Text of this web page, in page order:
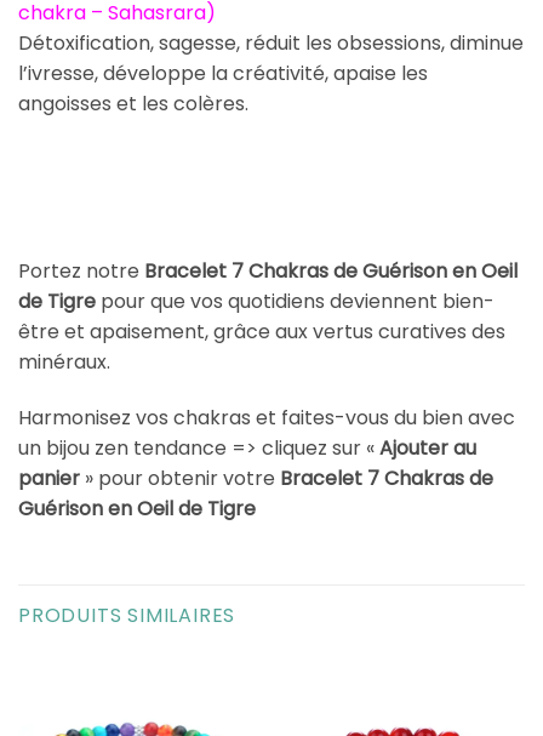
chakra – Sahasrara)
Détoxification, sagesse, réduit les obsessions, diminue
l’ivresse, développe la créativité, apaise les
angoisses et les colères.
Portez notre Bracelet 7 Chakras de Guérison en Oeil
de Tigre pour que vos quotidiens deviennent bien-
être et apaisement, grâce aux vertus curatives des
minéraux.
Harmonisez vos chakras et faites-vous du bien avec
un bijou zen tendance => cliquez sur «Ajouter au
panier » pour obtenir votre Bracelet 7 Chakras de
Guérison en Oeil de Tigre
PRODUITS SIMILAIRES